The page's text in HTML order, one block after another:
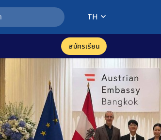
TH
สมัครเรียน